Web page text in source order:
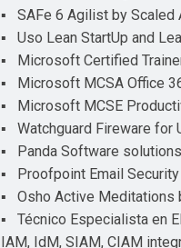
▪ SAFe 6 Agilist by Scaled
▪ Uso Lean StartUp and
▪ Microsoft Certified
▪ Microsoft MCSA Office
▪ Microsoft MCSE
▪ Watchguard Fireware for
▪ Panda Software solutions
▪ Proofpoint Email Security
▪ Osho Active Meditations
▪ Técnico Especialista en
IAM, IdM, SIAM, CIAM